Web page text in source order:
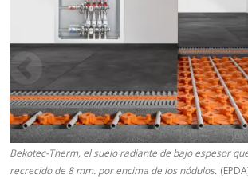
Bekotec-Therm, el suelo radiante de bajo espesor
recrecido de 8 mm. por encima de los nódulos.